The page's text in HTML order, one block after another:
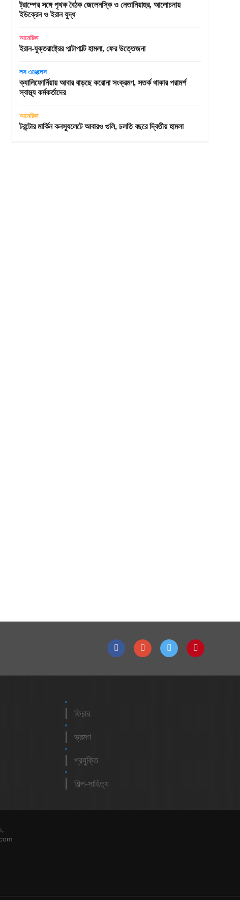
ট্রাম্পের সঙ্গে পৃথক বৈঠক জেলেনস্কি ও নেতানিয়াহুর, আলোচনায়
ইউক্রেন ও ইরান যুদ্ধ
আমেরিকা
ইরান-যুক্তরাষ্ট্রের পাল্টাপাল্টি হামলা, ফের উত্তেজনা
লস এঞ্জেলেস
ক্যালিফোর্নিয়ায় আবার বাড়ছে করোনা সংক্রমণ, সতর্ক থাকার পরামর্শ
স্বাস্থ্য কর্মকর্তাদের
আমেরিকা
টরন্টোর মার্কিন কনস্যুলেটে আবারও গুলি, চলতি বছরে দ্বিতীয় হামলা
ফিচার
ভ্রমণ
প্রযুক্তি
শিল্প-সাহিত্য